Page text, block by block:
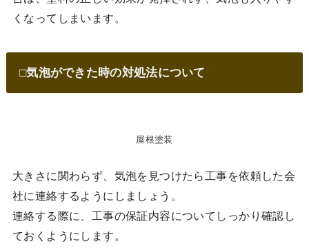
くなってしまいます。
□気泡ができた時の対処法について
屋根塗装
大きさに関わらず、気泡を見つけたら工事を依頼した会
社に連絡するようにしましょう。
連絡する際に、工事の保証内容についてしっかり確認し
ておくようにします。